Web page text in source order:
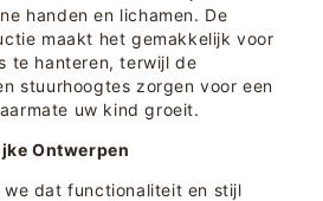
handen en lichamen. De
maakt het gemakkelijk voor
te hanteren, terwijl de
stuurhoogtes zorgen voor een
uw kind groeit.
Ontwerpen
we dat functionaliteit en stijl